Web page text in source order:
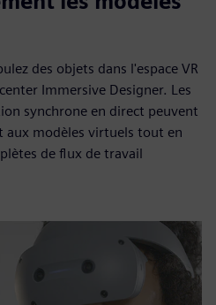
des objets dans l'espace VR
Immersive Designer. Les
synchrone en direct peuvent
aux modèles virtuels tout en
de flux de travail